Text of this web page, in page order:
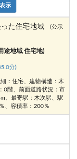
示
った住宅地域
(公示
途地域 住宅地)
分)
：住宅、建物構造：木
0階、前面道路状況：市
、最寄駅：木次駅、駅
、容積率：200％